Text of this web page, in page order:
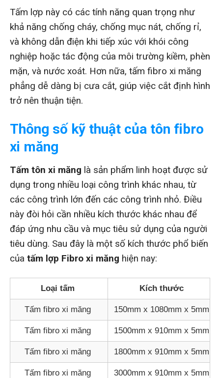
Tấm lợp này có các tính năng quan trọng như
khả năng chống cháy, chống mục nát, chống rỉ,
và không dẫn điện khi tiếp xúc với khói công
nghiệp hoặc tác động của môi trường kiềm, phèn
mặn, và nước xoát. Hơn nữa, tấm fibro xi măng
phẳng dễ dàng bị cưa cắt, giúp việc cắt định hình
trở nên thuận tiện.
Thông số kỹ thuật của tôn fibro
xi măng
Tấm tôn xi măng là sản phẩm linh hoạt được sử
dụng trong nhiều loại công trình khác nhau, từ
các công trình lớn đến các công trình nhỏ. Điều
này đòi hỏi cần nhiều kích thước khác nhau để
đáp ứng nhu cầu và mục tiêu sử dụng của người
tiêu dùng. Sau đây là một số kích thước phổ biến
của tấm lợp Fibro xi măng hiện nay:
Loại tấm Kích thước
Tấm fibro xi măng 150mm x 1080mm x 5mm
Tấm fibro xi măng 1500mm x 910mm x 5mm
Tấm fibro xi măng 1800mm x 910mm x 5mm
Tấm fibro xi măng 3000mm x 910mm x 5mm